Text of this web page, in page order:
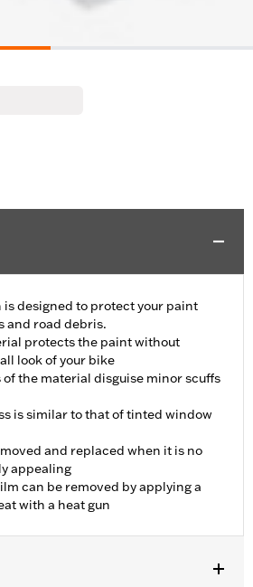
designed to protect your paint
and road debris.
protects the paint without
look of your bike
the material disguise minor scuffs
is similar to that of tinted window
and replaced when it is no
appealing
can be removed by applying a
with a heat gun